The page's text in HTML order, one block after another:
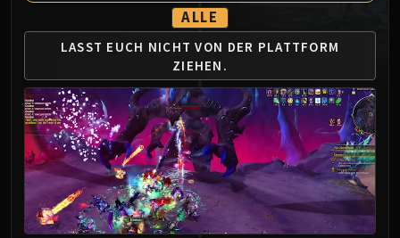
Gara'jal the Spiritbinder
The Spirit Kings
Elegon
Will of the Emperor
Imperial Vizier Zor'lok
Blade Lord Ta'yak
Garalon
Wind Lord Mel'jarak
Amber-Shaper Un'sok
Grand Empress Shek'zeer
ALLE
LASST EUCH NICHT VON DER PLATTFORM
ZIEHEN.